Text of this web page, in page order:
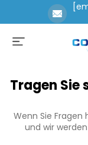
Tragen Sie
Wenn Sie Fragen
und wir